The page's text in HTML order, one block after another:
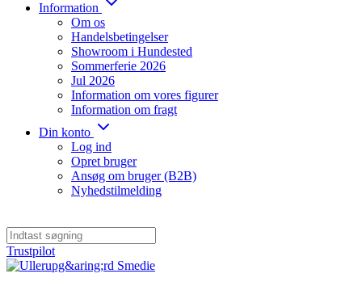
Information
Om os
Handelsbetingelser
Showroom i Hundested
Sommerferie 2026
Jul 2026
Information om vores figurer
Information om fragt
Din konto
Log ind
Opret bruger
Ansøg om bruger (B2B)
Nyhedstilmelding
Trustpilot